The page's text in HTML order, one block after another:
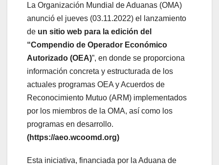
La Organización Mundial de Aduanas (OMA)
anunció el jueves (03.11.2022) el lanzamiento
de un sitio web para la edición del
“Compendio de Operador Económico
Autorizado (OEA)”, en donde se proporciona
información concreta y estructurada de los
actuales programas OEA y Acuerdos de
Reconocimiento Mutuo (ARM) implementados
por los miembros de la OMA, así como los
programas en desarrollo.
(https://aeo.wcoomd.org)
Esta iniciativa, financiada por la Aduana de